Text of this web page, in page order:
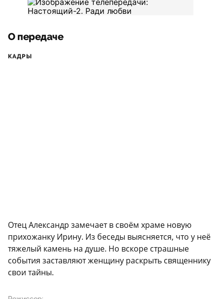
О передаче
КАДРЫ
Отец Александр замечает в своём храме новую
прихожанку Ирину. Из беседы выясняется, что у неё
тяжелый камень на душе. Но вскоре страшные
события заставляют женщину раскрыть священнику
свои тайны.